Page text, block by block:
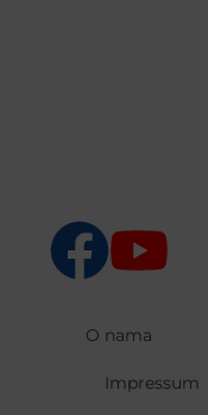
O nama
Impressum